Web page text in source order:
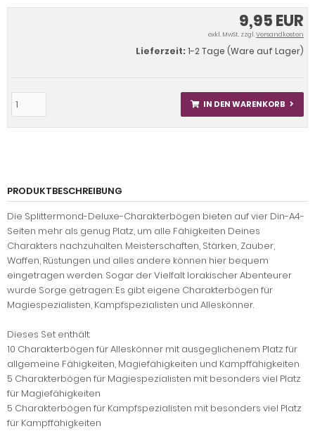
9,95 EUR
exkl. MwSt. zzgl.Versandkosten
Lieferzeit: 1-2 Tage (Ware auf Lager)
IN DEN WARENKORB
PRODUKTBESCHREIBUNG
Die Splittermond-Deluxe-Charakterbögen bieten auf vier Din-A4-
Seiten mehr als genug Platz, um alle Fähigkeiten Deines
Charakters nachzuhalten. Meisterschaften, Stärken, Zauber,
Waffen, Rüstungen und alles andere können hier bequem
eingetragen werden. Sogar der Vielfalt lorakischer Abenteurer
wurde Sorge getragen: Es gibt eigene Charakterbögen für
Magiespezialisten, Kampfspezialisten und Alleskönner.
Dieses Set enthält:
10 Charakterbögen für Alleskönner mit ausgeglichenem Platz für
allgemeine Fähigkeiten, Magiefähigkeiten und Kampffähigkeiten
5 Charakterbögen für Magiespezialisten mit besonders viel Platz
für Magiefähigkeiten
5 Charakterbögen für Kampfspezialisten mit besonders viel Platz
für Kampffähigkeiten